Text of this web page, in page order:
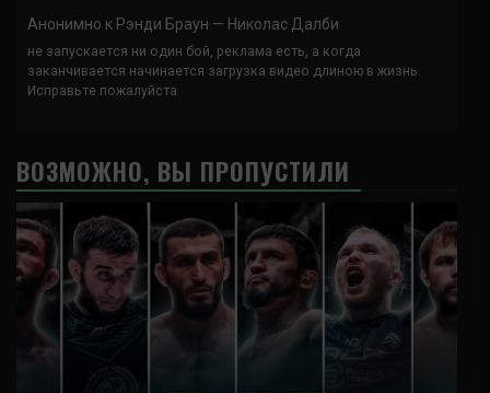
Анонимно к Рэнди Браун — Николас Далби
не запускается ни один бой, реклама есть, а когда
заканчивается начинается загрузка видео длиною в жизнь.
Исправьте пожалуйста
ВОЗМОЖНО, ВЫ ПРОПУСТИЛИ